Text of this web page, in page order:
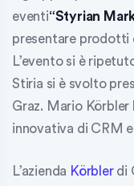
eventi“Styrian
presentare prodotti
L’evento si è
Stiria si è svolto
Graz. Mario Körbler
innovativa di CRM
L’azienda Körblerdi